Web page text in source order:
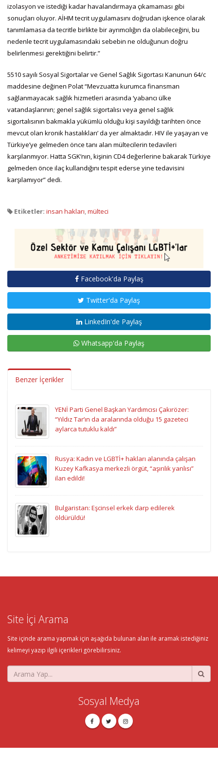
izolasyon ve istediği kadar havalandırmaya çıkamaması gibi
sonuçları oluyor. AİHM tecrit uygulamasını doğrudan işkence olarak
tanımlamasa da tecritle birlikte bir ayrımcılığın da olabileceğini, bu
nedenle tecrit uygulamasındaki sebebin ne olduğunun doğru
belirlenmesi gerektiğini belirtir.”
5510 sayılı Sosyal Sigortalar ve Genel Sağlık Sigortası Kanunun 64/c
maddesine değinen Polat “Mevzuatta kurumca finansman
sağlanmayacak sağlık hizmetleri arasında ‘yabancı ülke
vatandaşlarının; genel sağlık sigortalısı veya genel sağlık
sigortalısının bakmakla yükümlü olduğu kişi sayıldığı tarihten önce
mevcut olan kronik hastalıkları’ da yer almaktadır. HIV ile yaşayan ve
Türkiye’ye gelmeden önce tanı alan mültecilerin tedavileri
karşılanmıyor. Hatta SGK’nın, kişinin CD4 değerlerine bakarak Türkiye
gelmeden önce ilaç kullandığını tespit ederse yine tedavisini
karşılamıyor” dedi.
Etiketler: insan hakları,mülteci
Facebook'da Paylaş
Twitter'da Paylaş
LinkedIn'de Paylaş
Whatsapp'da Paylaş
Benzer İçerikler
YENİ Parti Genel Başkan Yardımcısı Çakırözer:
“Yıldız Tar’ın da aralarında olduğu 15 gazeteci
aylarca tutuklu kaldı”
Rusya: Kadın ve LGBTİ+ hakları alanında çalışan
Kuzey Kafkasya merkezli örgüt, “aşırılık yanlısı”
ilan edildi!
Bulgaristan: Eşcinsel erkek darp edilerek
öldürüldü!
Site İçi Arama
Site içinde arama yapmak için aşağıda bulunan alan ile aramak istediğiniz
kelimeyi yazıp ilgili içerikleri görebilirsiniz.
Sosyal Medya